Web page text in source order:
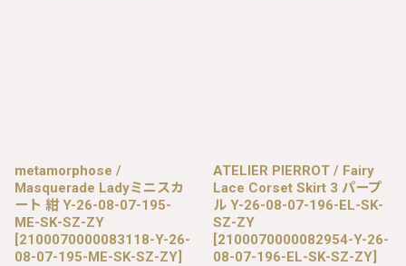
metamorphose /
Masquerade Ladyミニスカ
ート 紺 Y-26-08-07-195-
ME-SK-SZ-ZY
[2100070000083118-Y-26-
08-07-195-ME-SK-SZ-ZY]
ATELIER PIERROT / Fairy
Lace Corset Skirt 3 パープ
ル Y-26-08-07-196-EL-SK-
SZ-ZY
[2100070000082954-Y-26-
08-07-196-EL-SK-SZ-ZY]